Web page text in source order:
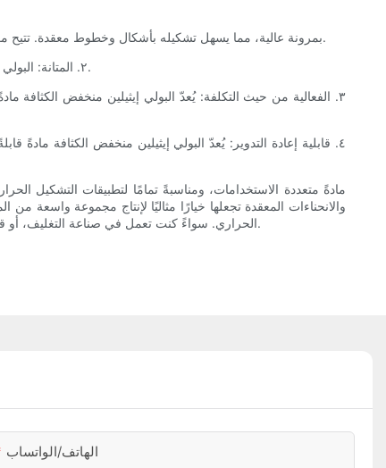
١. المرونة: يتميز البولي إيثيلين منخفض الكثافة (LDPE) بمرونة عالية، مما يسهل تشكيله بأشكال وخطوط معقدة. تتيح مرونته إمكانية السحب العميق والتصميم المعقد، مما يجعله مناسبًا لمجموعة متنوعة من التطبيقات.
٢. المتانة: البولي إيثيلين منخفض الكثافة مادة متينة تتحمل الصدمات والرطوبة والمواد الكيميائية. هذه المتانة تجعلها مثالية للمنتجات التي تتطلب أداءً وموثوقية طويلي الأمد.
٣. الفعالية من حيث التكلفة: يُعدّ البولي إيثيلين منخفض الكثافة
٤. قابلية إعادة التدوير: يُعدّ البولي إيثيلين منخفض الكثافة مادةً
والانحناءات المعقدة تجعلها خيارًا مثاليًا لإنتاج مجموعة واسعة من
الحراري. سواءً كنت تعمل في صناعة التغليف، أو قطاع السيارات، أو المجال الطبي، فإن التشكيل الحراري باستخدام البولي إيثيلين منخفض الكثافة يوفر حلاً فعالاً من حيث التكلفة لتلبية احتياجاتك التصنيعية.
الهاتف/الواتساب